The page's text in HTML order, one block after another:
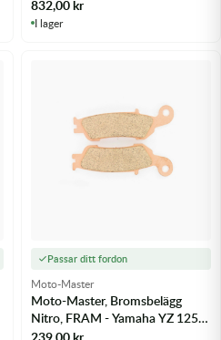
832,00kr
I lager
Passar ditt fordon
Moto-Master
Moto-Master, Bromsbelägg
Nitro, FRAM - Yamaha YZ 125
08-21 m.fl.